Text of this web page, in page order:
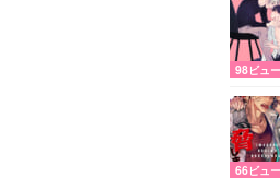
98ビュー
66ビュー